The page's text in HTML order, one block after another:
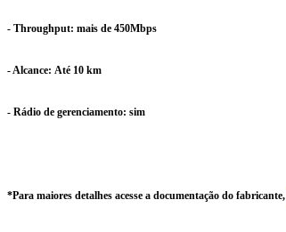
- Throughput: mais de 450Mbps
- Alcance: Até 10 km
- Rádio de gerenciamento: sim
*Para maiores detalhes acesse a documentação do fabricante,